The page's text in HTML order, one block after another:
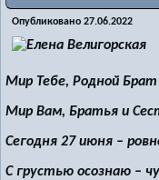
Опубликовано 27.06.2022
Мир Тебе, Родной Брат
Мир Вам, Братья и
Сегодня 27 июня –
С грустью осознаю –